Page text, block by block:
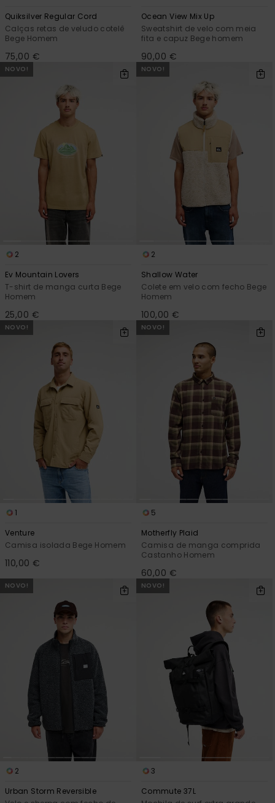
Quiksilver Regular Cord
Calças retas de veludo cotelê
Bege Homem
75,00 €
Ocean View Mix Up
Sweatshirt de velo com meia
fita e capuz Bege homem
90,00 €
NOVO!
2
Ev Mountain Lovers
T-shirt de manga curta Bege
Homem
25,00 €
NOVO!
2
Shallow Water
Colete em velo com fecho Bege
Homem
100,00 €
NOVO!
1
Venture
Camisa isolada Bege Homem
110,00 €
NOVO!
5
Motherfly Plaid
Camisa de manga comprida
Castanho Homem
60,00 €
NOVO!
2
Urban Storm Reversible
NOVO!
3
Commute 37L